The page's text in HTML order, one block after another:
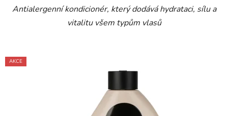
Antialergenní kondicionér, který dodává hydrataci, sílu a
vitalitu všem typům vlasů
AKCE